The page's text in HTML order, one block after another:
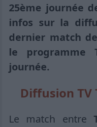
25ème journée
infos sur la
dernier match
le programme
journée.
Diffusion TV
Le match entre